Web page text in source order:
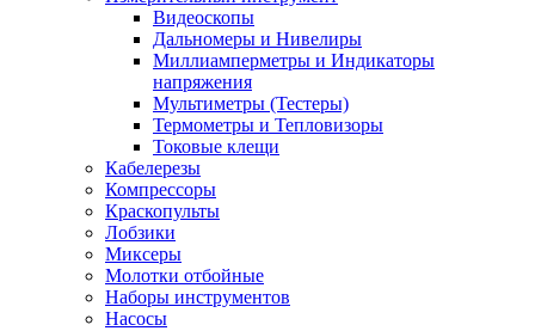
Видеоскопы
Дальномеры и Нивелиры
Миллиамперметры и Индикаторы
напряжения
Мультиметры (Тестеры)
Термометры и Тепловизоры
Токовые клещи
Кабелерезы
Компрессоры
Краскопульты
Лобзики
Миксеры
Молотки отбойные
Наборы инструментов
Насосы